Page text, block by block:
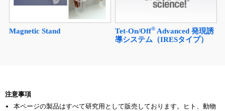
Magnetic Stand Tet-On/Off® Advanced 発現誘
導システム（IRESタイプ）
注意事項
本ページの製品はすべて研究用として販売しております。ヒト、動物